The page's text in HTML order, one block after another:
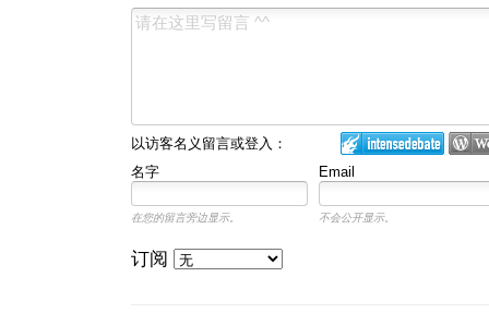
以访客名义留言或登入：
名字
Email
在您的留言旁边显示。 不会公开显示。
订阅